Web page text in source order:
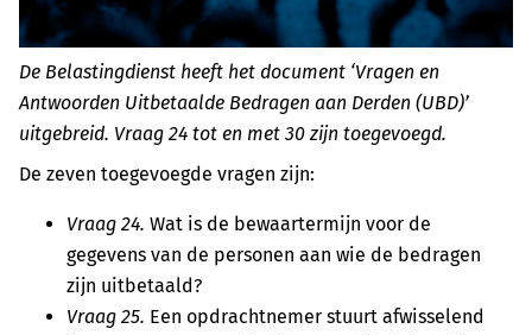
De Belastingdienst heeft het document ‘Vragen en
Antwoorden Uitbetaalde Bedragen aan Derden (UBD)’
uitgebreid. Vraag 24 tot en met 30 zijn toegevoegd.
De zeven toegevoegde vragen zijn:
Vraag 24. Wat is de bewaartermijn voor de
gegevens van de personen aan wie de bedragen
zijn uitbetaald?
Vraag 25. Een opdrachtnemer stuurt afwisselend